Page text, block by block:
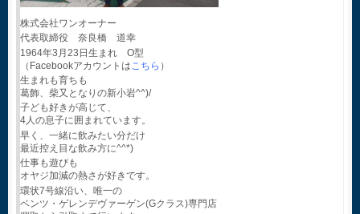
株式会社ワンオーナー
代表取締役 奈良橋 道幸
1964年3月23日生まれ O型
（Facebookアカウントは こちら ）
生まれも育ちも
葛飾、柴又となりの新小岩^^)/
子ども好きが高じて、
4人の息子に囲まれています。
早く、一緒に飲みたい分だけ
最近控え目な飲み方に^^*)
仕事も遊びも
オヤジ加減の熱さが好きです。
環状7号線沿い、唯一の
ベンツ・ゲレンデヴァーゲン(Gクラス)専門店